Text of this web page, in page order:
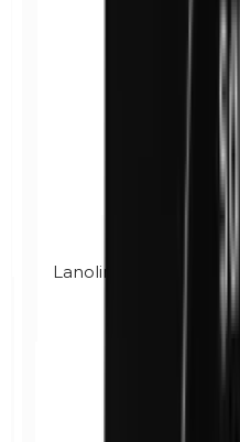
Lanolina (grasa de lana)